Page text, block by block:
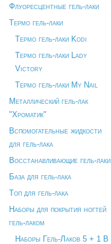
Флуоресцентные гель-лаки
Термо гель-лаки
Термо гель-лаки Kodi
Термо гель-лаки Lady
Victory
Термо гель-лаки My Nail
Металлический гель-лак
"Хроматик"
Вспомогательные жидкости
для гель-лака
Восстанавливающие гель-лаки
База для гель-лака
Топ для гель-лака
Наборы для покрытия ногтей
гель-лаком
Наборы Гель-Лаков 5 + 1 В